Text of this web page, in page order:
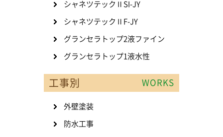
シャネツテックⅡSI-JY
シャネツテックⅡF-JY
グランセラトップ2液ファイン
グランセラトップ1液水性
工事別 WORKS
外壁塗装
防水工事